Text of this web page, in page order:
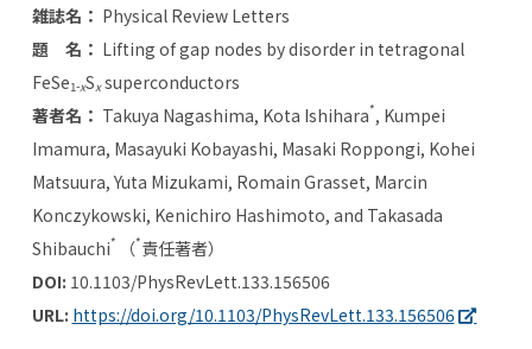
雑誌名： Physical Review Letters
題 名： Lifting of gap nodes by disorder in tetragonal
FeSe1-xSxsuperconductors
著者名： Takuya Nagashima, Kota Ishihara*, Kumpei
Imamura, Masayuki Kobayashi, Masaki Roppongi, Kohei
Matsuura, Yuta Mizukami, Romain Grasset, Marcin
Konczykowski, Kenichiro Hashimoto, and Takasada
Shibauchi* （*責任著者）
DOI: 10.1103/PhysRevLett.133.156506
URL: https://doi.org/10.1103/PhysRevLett.133.156506